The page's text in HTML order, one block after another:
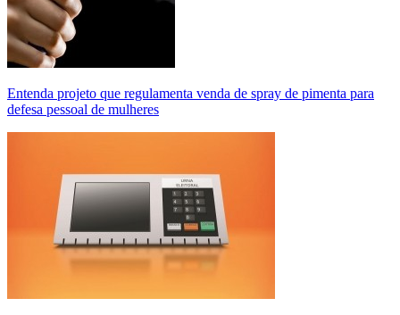
Entenda projeto que regulamenta venda de spray de pimenta para
defesa pessoal de mulheres